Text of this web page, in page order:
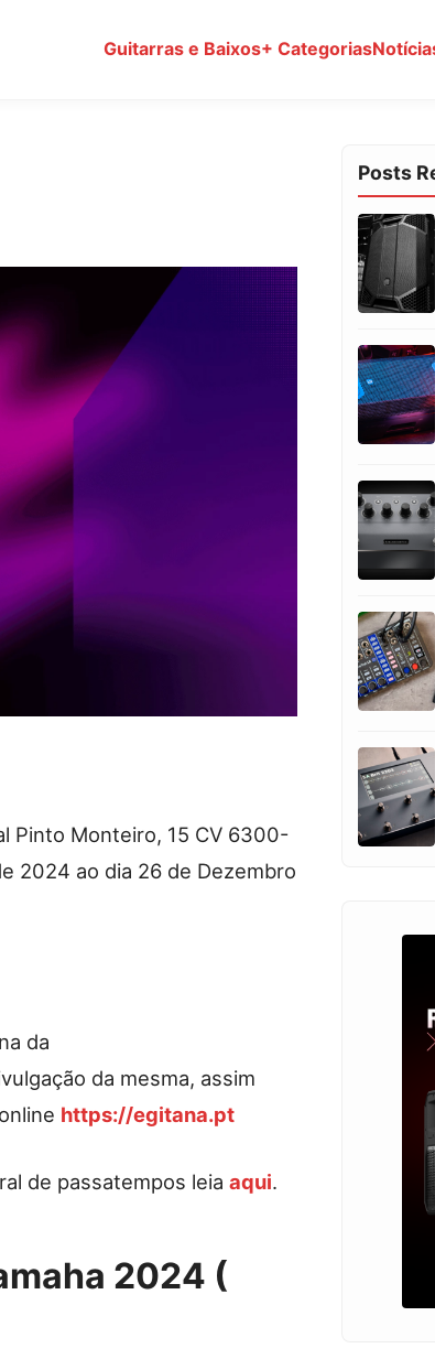
Guitarras e Baixos+ Categorias
Pinto Monteiro, 15 CV 6300-
2024 ao dia 26 de Dezembro
da
da mesma, assim
https://egitana.pt
de passatempos leia aqui.
2024 (
Posts